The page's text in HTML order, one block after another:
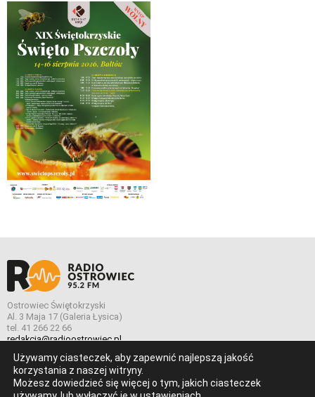
Ostrowiec Świętokrzyski
Al. 3 Maja 17 (Galeria Łysica)
tel. 41 266 22 66
redakcja@radioostrowiec.pl
© Wszelkie prawa zastrzeżone. Radio Ostrowiec 2026 Radio
Używamy ciasteczek, aby zapewnić najlepszą jakość
korzystania z naszej witryny.
Możesz dowiedzieć się więcej o tym, jakich ciasteczek